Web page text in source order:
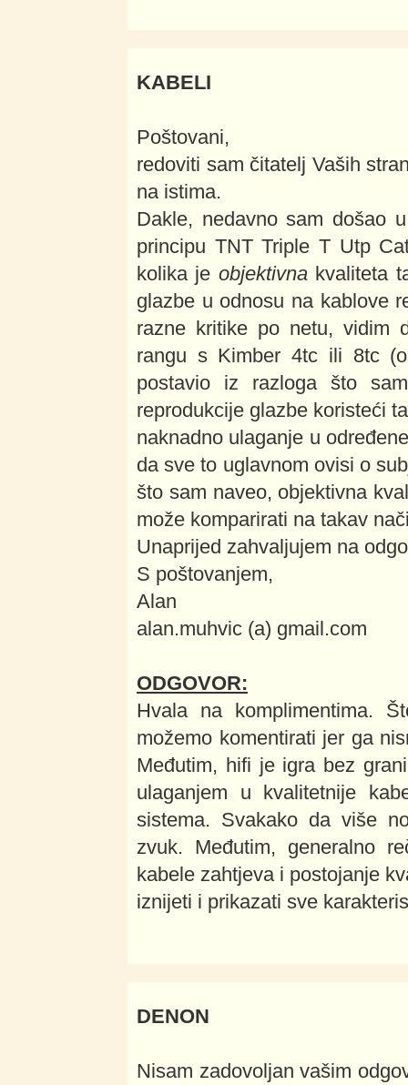
KABELI
Poštovani,
redoviti sam čitatelj Vaših
na istima.
Dakle, nedavno sam došao
principu TNT Triple T Utp
kolika je objektivnakvaliteta
glazbe u odnosu na kablove
razne kritike po netu, vidim
rangu s Kimber 4tc ili 8tc
postavio iz razloga što
reprodukcije glazbe koristeći
naknadno ulaganje u
da sve to uglavnom ovisi o
što sam naveo, objektivna
može komparirati na takav
Unaprijed zahvaljujem na
S poštovanjem,
Alan
alan.muhvic (a) gmail.com
ODGOVOR:
Hvala na komplimentima.
možemo komentirati jer ga
Međutim, hifi je igra bez
ulaganjem u kvalitetnije
sistema. Svakako da više
zvuk. Međutim, generalno
kabele zahtjeva i postojanje
iznijeti i prikazati sve
DENON
Nisam zadovoljan vašim